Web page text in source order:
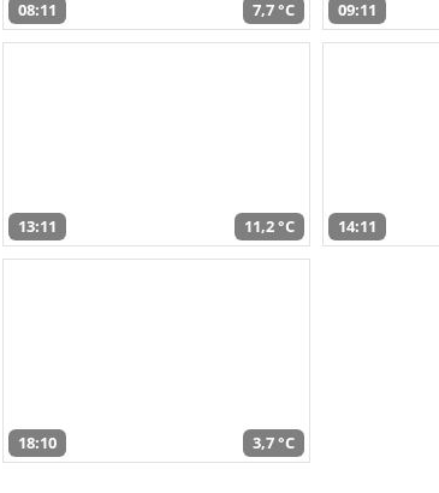
08:11 7,7 °C 09:11
13:11 11,2 °C 14:11
18:10 3,7 °C